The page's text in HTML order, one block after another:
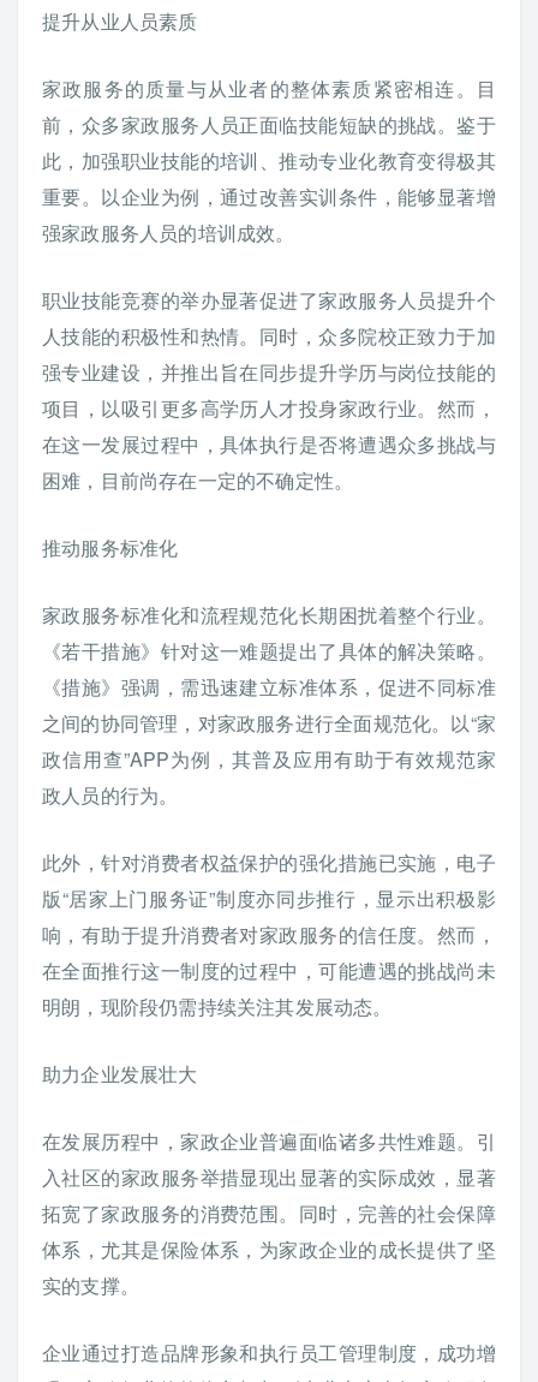
提升从业人员素质
家政服务的质量与从业者的整体素质紧密相连。目
前，众多家政服务人员正面临技能短缺的挑战。鉴于
此，加强职业技能的培训、推动专业化教育变得极其
重要。以企业为例，通过改善实训条件，能够显著增
强家政服务人员的培训成效。
职业技能竞赛的举办显著促进了家政服务人员提升个
人技能的积极性和热情。同时，众多院校正致力于加
强专业建设，并推出旨在同步提升学历与岗位技能的
项目，以吸引更多高学历人才投身家政行业。然而，
在这一发展过程中，具体执行是否将遭遇众多挑战与
困难，目前尚存在一定的不确定性。
推动服务标准化
家政服务标准化和流程规范化长期困扰着整个行业。
《若干措施》针对这一难题提出了具体的解决策略。
《措施》强调，需迅速建立标准体系，促进不同标准
之间的协同管理，对家政服务进行全面规范化。以“家
政信用查”APP为例，其普及应用有助于有效规范家
政人员的行为。
此外，针对消费者权益保护的强化措施已实施，电子
版“居家上门服务证”制度亦同步推行，显示出积极影
响，有助于提升消费者对家政服务的信任度。然而，
在全面推行这一制度的过程中，可能遭遇的挑战尚未
明朗，现阶段仍需持续关注其发展动态。
助力企业发展壮大
在发展历程中，家政企业普遍面临诸多共性难题。引
入社区的家政服务举措显现出显著的实际成效，显著
拓宽了家政服务的消费范围。同时，完善的社会保障
体系，尤其是保险体系，为家政企业的成长提供了坚
实的支撑。
企业通过打造品牌形象和执行员工管理制度，成功增